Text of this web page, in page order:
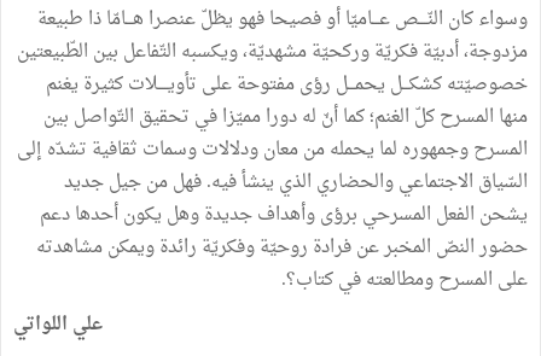
وسواءكان النّــــصعـــاميّاأوفصيحافهويظلّعنصرا هـــامّاذا طبيعة
مزدوجة،أدبيّةفكريّةوركحيّةمشهديّة،ويكسبه التّفاعل بين الطّبيعتين
خصوصيّتهكشكـــل يحمـــل رؤىمفتوحةعلى تأويــــلاتكثيرة يغنم
منها المسرحكلّ الغنم؛كماأنّ لهدورامميّزافي تحقيق التّواصل بين
المسرحوجمهوره لما يحملهمنمعانودلالاتوسمات ثقافية تشدّه إلى
السّياق الاجتماعيوالحضاري الذي ينشأفيه.فهلمنجيلجديد
يشحن الفعل المسرحي برؤىوأهدافجديدةوهل يكونأحدهادعم
حضورالنصّ المخبرعنفرادة روحيّةوفكريّة رائدةويمكنمشاهدته
على المسرحومطالعتهفيكتاب؟.
علي اللواتي